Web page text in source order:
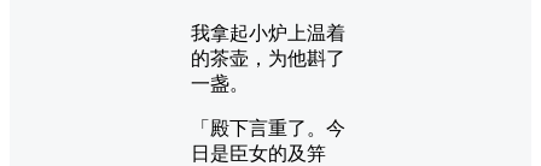
我拿起小炉上温着
的茶壶，为他斟了
一盏。
「殿下言重了。今
日是臣女的及笄